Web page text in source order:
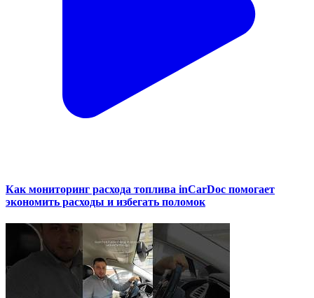
Как мониторинг расхода топлива inCarDoc помогает
экономить расходы и избегать поломок